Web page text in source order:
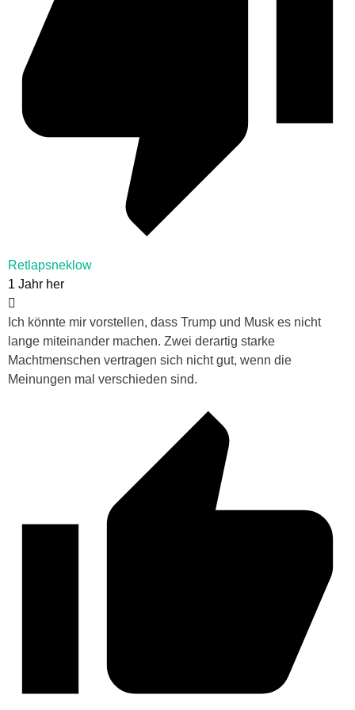
Retlapsneklow
1 Jahr her
Ich könnte mir vorstellen, dass Trump und Musk es nicht
lange miteinander machen. Zwei derartig starke
Machtmenschen vertragen sich nicht gut, wenn die
Meinungen mal verschieden sind.